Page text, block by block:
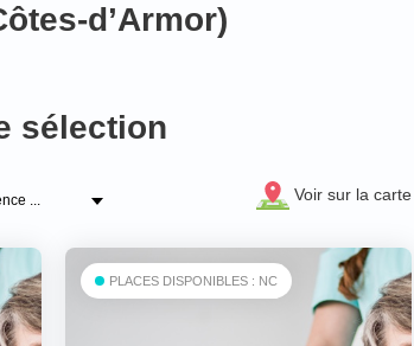
d’Armor)
sélection
Voir sur la carte
PLACES DISPONIBLES : NC